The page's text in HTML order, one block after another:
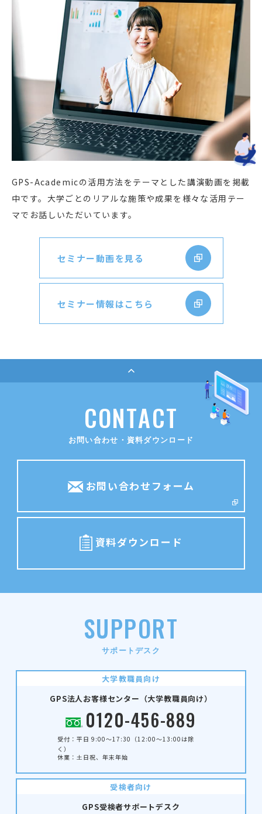
GPS-Academicの活用方法をテーマとした講演動画を掲載
中です。大学ごとのリアルな施策や成果を様々な活用テー
マでお話しいただいています。
セミナー動画を見る
セミナー情報はこちら
CONTACT
お問い合わせ・資料ダウンロード
お問い合わせフォーム
資料ダウンロード
SUPPORT
サポートデスク
大学教職員向け
GPS法人お客様センター（大学教職員向け）
0120-456-889
受付：平日 9:00～17:30 （12:00～13:00は除
く）
休業：土日祝、年末年始
受検者向け
GPS受検者サポートデスク